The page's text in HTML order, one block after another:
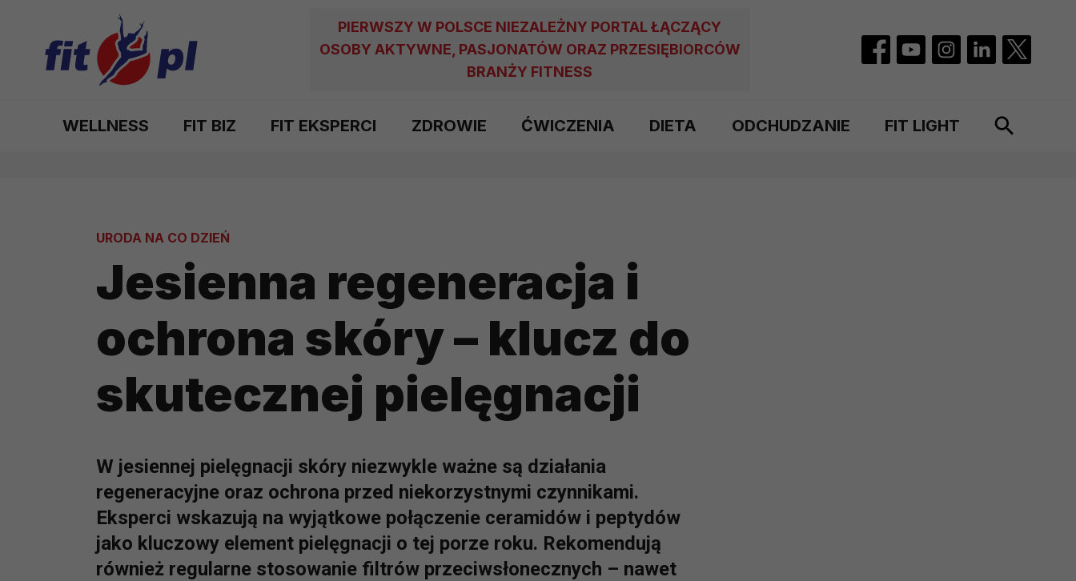
PIERWSZY W POLSCE NIEZALEŻNY PORTAL ŁĄCZĄCY
OSOBY AKTYWNE, PASJONATÓW ORAZ PRZESIĘBIORCÓW
BRANŻY FITNESS
WELLNESS FIT BIZ FIT EKSPERCI ZDROWIE ĆWICZENIA DIETA ODCHUDZANIE FIT LIGHT
URODA NA CO DZIEŃ
Jesienna regeneracja i
ochrona skóry – klucz do
skutecznej pielęgnacji
W jesiennej pielęgnacji skóry niezwykle ważne są działania
regeneracyjne oraz ochrona przed niekorzystnymi czynnikami.
Eksperci wskazują na wyjątkowe połączenie ceramidów i peptydów
jako kluczowy element pielęgnacji o tej porze roku. Rekomendują
również regularne stosowanie filtrów przeciwsłonecznych – nawet